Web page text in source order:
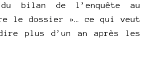
bilan de l’enquête au
le dossier »… ce qui veut
dire plus d’un an après les